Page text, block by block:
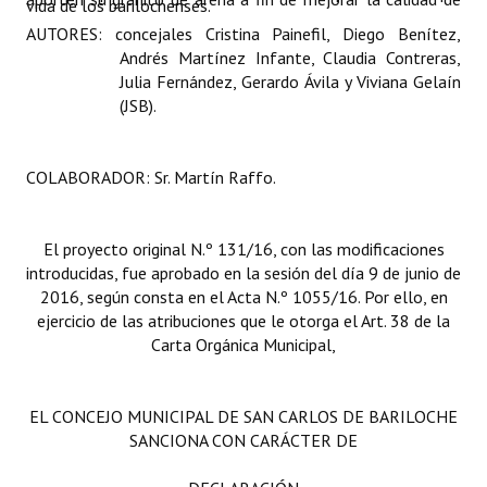
INSTITUCIONAL
Antiguos Pobladores
Noticias Destacadas
Premio al Mérito - Registro
Audiencias Públicas - Registro
Mujeres que Dejaron Huellas - Registro
Ciudadano Ilustre - Registro
vida de los barilochenses.
AUTORES: concejales Cristina Painefil, Diego Benítez,
Andrés Martínez Infante, Claudia Contreras,
Julia Fernández, Gerardo Ávila y Viviana Gelaín
(JSB).
COLABORADOR: Sr. Martín Raffo.
El proyecto original N.º 131/16, con las modificaciones
introducidas, fue aprobado en la sesión del día 9 de junio de
2016, según consta en el Acta N.º 1055/16. Por ello, en
ejercicio de las atribuciones que le otorga el Art. 38 de la
Carta Orgánica Municipal,
EL CONCEJO MUNICIPAL DE SAN CARLOS DE BARILOCHE
SANCIONA CON CARÁCTER DE